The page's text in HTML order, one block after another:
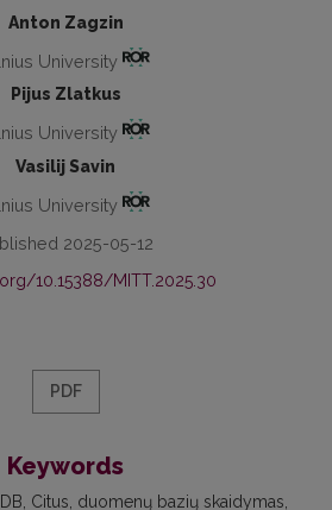
Anton Zagzin
University
Pijus Zlatkus
University
Vasilij Savin
University
2025-05-12
10.15388/MITT.2025.30
PDF
Keywords
Citus duomenų bazių skaidymas